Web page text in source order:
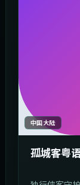
中国大陆
孤城客粤